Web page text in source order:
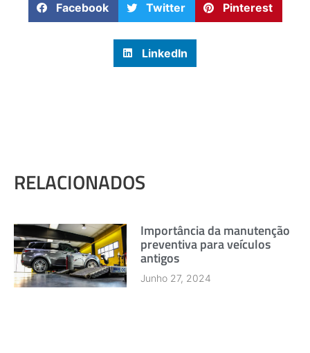
Facebook Twitter Pinterest
LinkedIn
RELACIONADOS
Importância da manutenção
preventiva para veículos
antigos
Junho 27, 2024